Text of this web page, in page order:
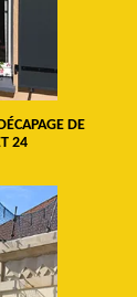
DE
24